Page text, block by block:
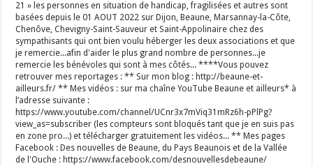
21 » les personnes en situation de handicap, fragilisées et autres sont
basées depuis le 01 AOUT 2022 sur Dijon, Beaune, Marsannay-la-Côte,
Chenôve, Chevigny-Saint-Sauveur et Saint-Appolinaire chez des
sympathisants qui ont bien voulu héberger les deux associations et que
je remercie...afin d'aider le plus grand nombre de personnes...je
remercie les bénévoles qui sont à mes côtés... ****Vous pouvez
retrouver mes reportages : ** Sur mon blog : http://beaune-et-
ailleurs.fr/ ** Mes vidéos : sur ma chaîne YouTube Beaune et ailleurs* à
l’adresse suivante :
https://www.youtube.com/channel/UCnr3x7mViq31mRz6h-pPlPg?
view_as=subscriber (les compteurs sont bloqués tant que je en suis pas
en zone pro...) et télécharger gratuitement les vidéos... ** Mes pages
Facebook : Des nouvelles de Beaune, du Pays Beaunois et de la Vallée
de l'Ouche : https://www.facebook.com/desnouvellesdebeaune/